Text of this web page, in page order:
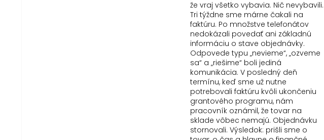
že vraj všetko vybavia. Nič nevybavili.
Tri týždne sme márne čakali na
faktúru. Po množstve telefonátov
nedokázali povedať ani základnú
informáciu o stave objednávky.
Odpovede typu „nevieme“, „ozveme
sa“ a „riešime“ boli jediná
komunikácia. V posledný deň
termínu, keď sme už nutne
potrebovali faktúru kvôli ukončeniu
grantového programu, nám
pracovník oznámil, že tovar na
sklade vôbec nemajú. Objednávku
stornovali. Výsledok: prišli sme o